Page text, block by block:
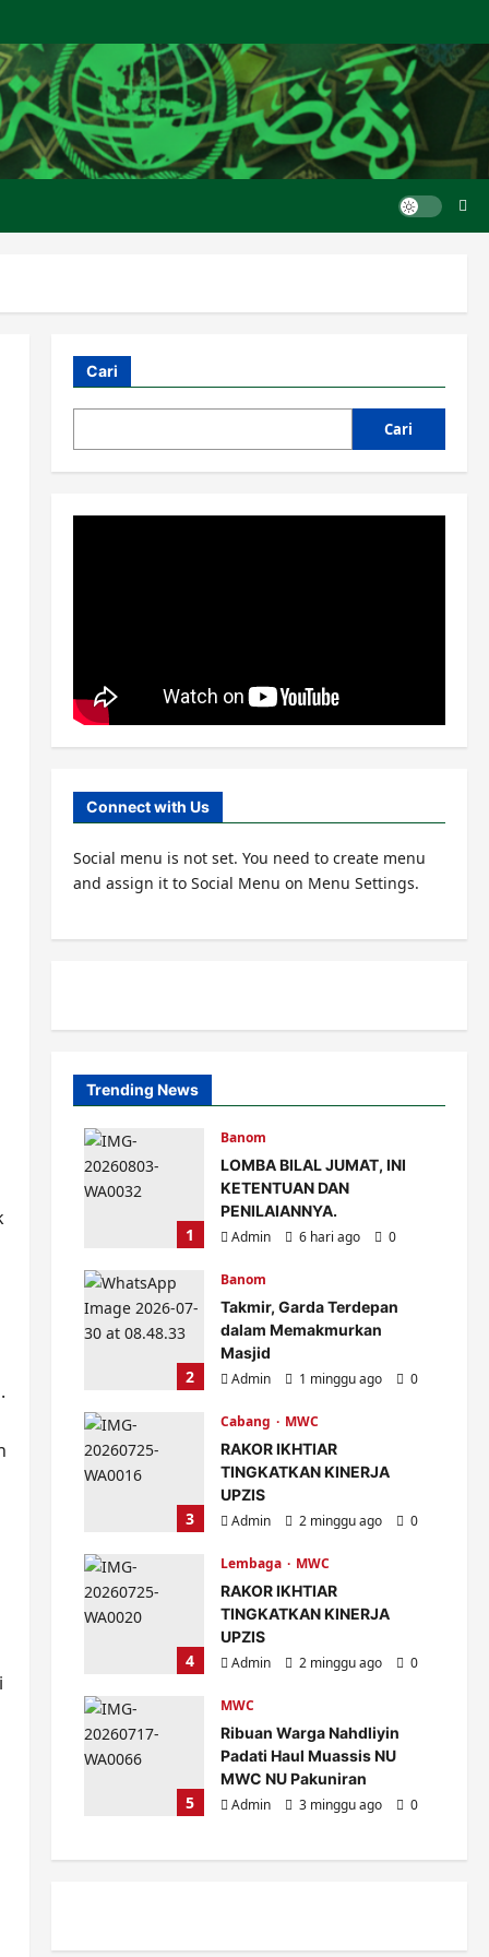
Cari
Cari
Connect with Us
Social menu is not set. You need to create menu
and assign it to Social Menu on Menu Settings.
Trending News
1
Banom
LOMBA BILAL JUMAT, INI
KETENTUAN DAN
PENILAIANNYA.
Admin
6 hari ago 0
2
Banom
Takmir, Garda Terdepan
dalam Memakmurkan
Masjid
Admin
1 minggu ago 0
3
Cabang
MWC
RAKOR IKHTIAR
TINGKATKAN KINERJA
UPZIS
Admin
2 minggu ago 0
4
Lembaga
MWC
RAKOR IKHTIAR
TINGKATKAN KINERJA
UPZIS
Admin
2 minggu ago 0
5
MWC
Ribuan Warga Nahdliyin
Padati Haul Muassis NU
MWC NU Pakuniran
Admin
3 minggu ago 0